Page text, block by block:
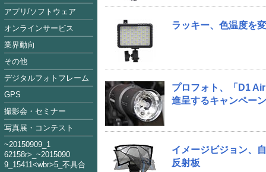
ラッキー、色温度を
プロフォト、「D1
進呈するキャンペーン
イメージビジョン、
反射板
アプリ/ソフトウェア
オンラインサービス
業界動向
その他
デジタルフォトフレーム
GPS
撮影会・セミナー
写真展・コンテスト
~20150909_1
62158r>_~2015090
9_15411<wbr>5_不具合